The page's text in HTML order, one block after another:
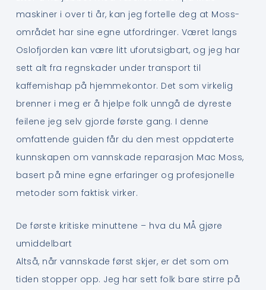
maskiner i over ti år, kan jeg fortelle deg at Moss-
området har sine egne utfordringer. Været langs
Oslofjorden kan være litt uforutsigbart, og jeg har
sett alt fra regnskader under transport til
kaffemishap på hjemmekontor. Det som virkelig
brenner i meg er å hjelpe folk unngå de dyreste
feilene jeg selv gjorde første gang. I denne
omfattende guiden får du den mest oppdaterte
kunnskapen om vannskade reparasjon Mac Moss,
basert på mine egne erfaringer og profesjonelle
metoder som faktisk virker.
De første kritiske minuttene – hva du MÅ gjøre
umiddelbart
Altså, når vannskade først skjer, er det som om
tiden stopper opp. Jeg har sett folk bare stirre på